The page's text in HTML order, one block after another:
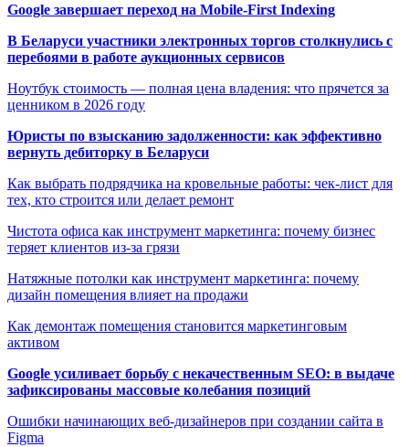
Google завершает переход на Mobile-First Indexing
В Беларуси участники электронных торгов столкнулись с
перебоями в работе аукционных сервисов
Ноутбук стоимость — полная цена владения: что прячется за
ценником в 2026 году
Юристы по взысканию задолженности: как эффективно
вернуть дебиторку в Беларуси
Как выбрать подрядчика на кровельные работы: чек-лист для
тех, кто строится или делает ремонт
Чистота офиса как инструмент маркетинга: почему бизнес
теряет клиентов из-за грязи
Натяжные потолки как инструмент маркетинга: почему
дизайн помещения влияет на продажи
Как демонтаж помещения становится маркетинговым
активом
Google усиливает борьбу с некачественным SEO: в выдаче
зафиксированы массовые колебания позиций
Ошибки начинающих веб-дизайнеров при создании сайта в
Figma